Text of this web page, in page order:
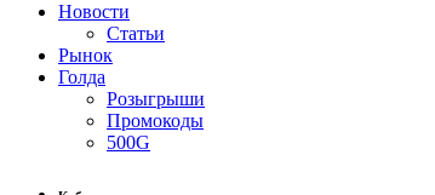
Новости
Статьи
Рынок
Голда
Розыгрыши
Промокоды
500G